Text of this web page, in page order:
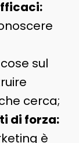
sul
cerca;
di forza:
è